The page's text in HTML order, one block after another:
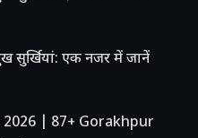
सुर्खियां: एक नजर में जानें
2026 | 87+ Gorakhpur